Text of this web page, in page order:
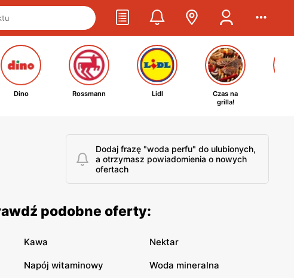
Dino Rossmann Lidl
Czas na
grilla!
Dodaj frazę "woda perfu" do ulubionych,
a otrzymasz powiadomienia o nowych
ofertach
podobne oferty:
Kawa Nektar
Napój witaminowy Woda mineralna